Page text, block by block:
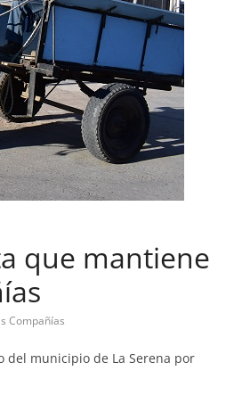
que mantiene
Compañías
del municipio de La Serena por
Destacado Foco Vecinal
Municipio realiza
en microbasural
Junio 14, 2020 Prensa LC